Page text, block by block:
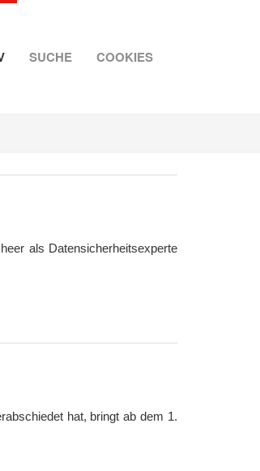
SUCHE COOKIES
als Datensicherheitsexperte
hat, bringt ab dem 1.